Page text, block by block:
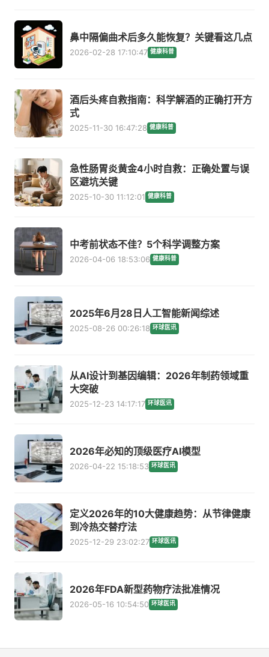
鼻中隔偏曲术后多久能恢复？关键看这几点
2026-02-28 17:10:47 健康科普
酒后头疼自救指南：科学解酒的正确打开方
式
2025-11-30 16:47:28 健康科普
急性肠胃炎黄金4小时自救：正确处置与误
区避坑关键
2025-10-30 11:12:01 健康科普
中考前状态不佳？5个科学调整方案
2026-04-06 18:53:06 健康科普
2025年6月28日人工智能新闻综述
2025-08-26 00:26:18 环球医讯
从AI设计到基因编辑：2026年制药领域重
大突破
2025-12-23 14:17:17 环球医讯
2026年必知的顶级医疗AI模型
2026-04-22 15:18:53 环球医讯
定义2026年的10大健康趋势：从节律健康
到冷热交替疗法
2025-12-29 23:02:27 环球医讯
2026年FDA新型药物疗法批准情况
2026-05-16 10:54:50 环球医讯